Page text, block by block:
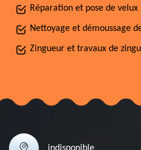
Réparation et pose de
Nettoyage et démoussage
Zingueur et travaux de